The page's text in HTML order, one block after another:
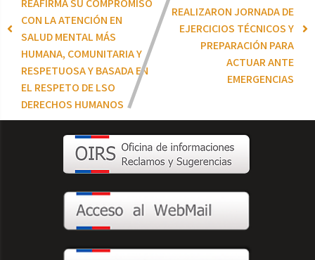
REAFIRMA SU COMPROMISO
CON LA ATENCIÓN EN
SALUD MENTAL MÁS
HUMANA, COMUNITARIA Y
RESPETUOSA Y BASADA EN
EL RESPETO DE LSO
DERECHOS HUMANOS
REALIZARON JORNADA DE
EJERCICIOS TÉCNICOS Y
PREPARACIÓN PARA
ACTUAR ANTE
EMERGENCIAS